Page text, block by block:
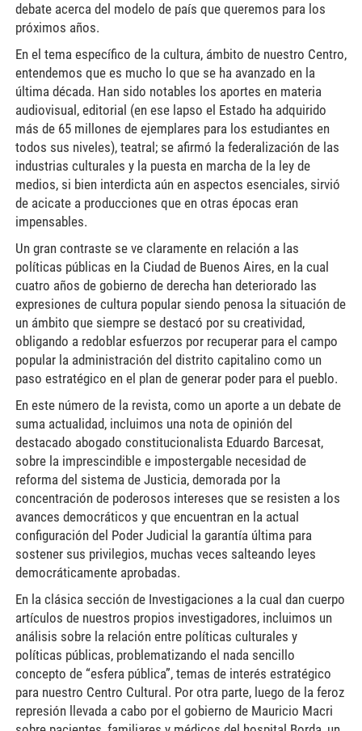
debate acerca del modelo de país que queremos para los
próximos años.
En el tema específico de la cultura, ámbito de nuestro Centro,
entendemos que es mucho lo que se ha avanzado en la
última década. Han sido notables los aportes en materia
audiovisual, editorial (en ese lapso el Estado ha adquirido
más de 65 millones de ejemplares para los estudiantes en
todos sus niveles), teatral; se afirmó la federalización de las
industrias culturales y la puesta en marcha de la ley de
medios, si bien interdicta aún en aspectos esenciales, sirvió
de acicate a producciones que en otras épocas eran
impensables.
Un gran contraste se ve claramente en relación a las
políticas públicas en la Ciudad de Buenos Aires, en la cual
cuatro años de gobierno de derecha han deteriorado las
expresiones de cultura popular siendo penosa la situación de
un ámbito que siempre se destacó por su creatividad,
obligando a redoblar esfuerzos por recuperar para el campo
popular la administración del distrito capitalino como un
paso estratégico en el plan de generar poder para el pueblo.
En este número de la revista, como un aporte a un debate de
suma actualidad, incluimos una nota de opinión del
destacado abogado constitucionalista Eduardo Barcesat,
sobre la imprescindible e impostergable necesidad de
reforma del sistema de Justicia, demorada por la
concentración de poderosos intereses que se resisten a los
avances democráticos y que encuentran en la actual
configuración del Poder Judicial la garantía última para
sostener sus privilegios, muchas veces salteando leyes
democráticamente aprobadas.
En la clásica sección de Investigaciones a la cual dan cuerpo
artículos de nuestros propios investigadores, incluimos un
análisis sobre la relación entre políticas culturales y
políticas públicas, problematizando el nada sencillo
concepto de “esfera pública”, temas de interés estratégico
para nuestro Centro Cultural. Por otra parte, luego de la feroz
represión llevada a cabo por el gobierno de Mauricio Macri